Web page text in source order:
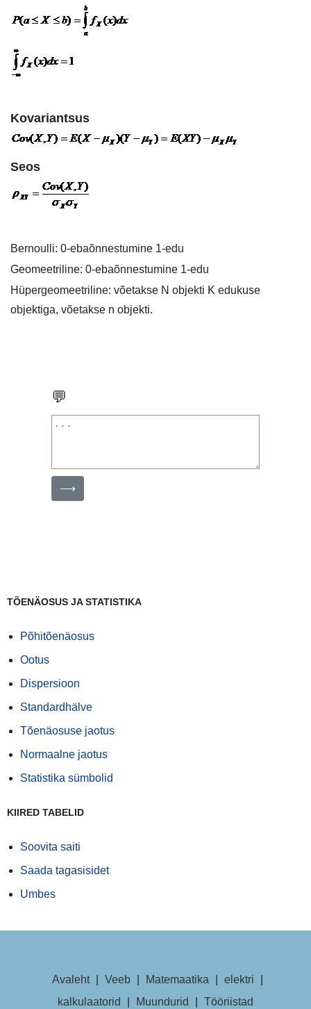
Kovariantsus
Seos
Bernoulli: 0-ebaõnnestumine 1-edu
Geomeetriline: 0-ebaõnnestumine 1-edu
Hüpergeomeetriline: võetakse N objekti K edukuse
objektiga, võetakse n objekti.
💬
⟶
TÕENÄOSUS JA STATISTIKA
Põhitõenäosus
Ootus
Dispersioon
Standardhälve
Tõenäosuse jaotus
Normaalne jaotus
Statistika sümbolid
KIIRED TABELID
Soovita saiti
Saada tagasisidet
Umbes
Avaleht Veeb Matemaatika elektri
kalkulaatorid
Muundurid Tööriistad